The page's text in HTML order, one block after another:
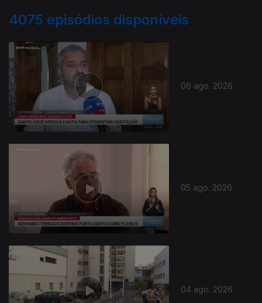
4075 episódios disponíveis
06 ago. 2026
05 ago. 2026
04 ago. 2026